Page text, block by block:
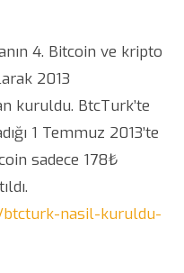
4. Bitcoin ve kripto
2013
kuruldu. BtcTurk’te
1 Temmuz 2013’te
sadece 178₺
nasil-kuruldu-